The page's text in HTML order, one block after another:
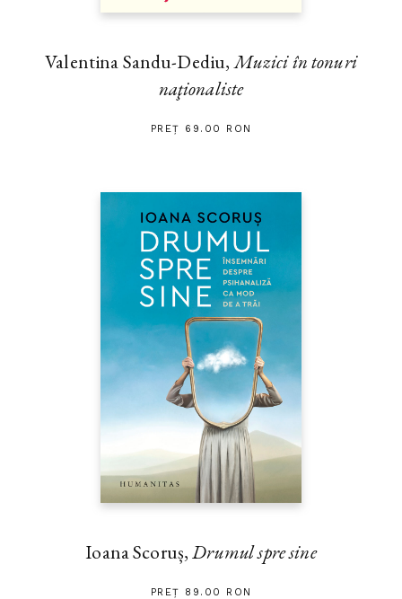
Valentina Sandu-Dediu,Muzici în tonuri
naţionaliste
PREȚ 69.00 RON
Ioana Scoruș,Drumul spre sine
PREȚ 89.00 RON